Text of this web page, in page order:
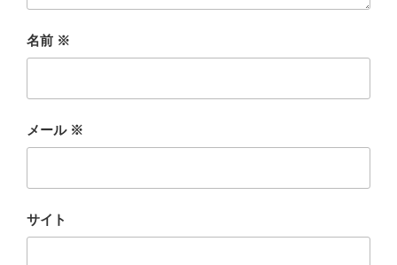
名前 ※
メール ※
サイト